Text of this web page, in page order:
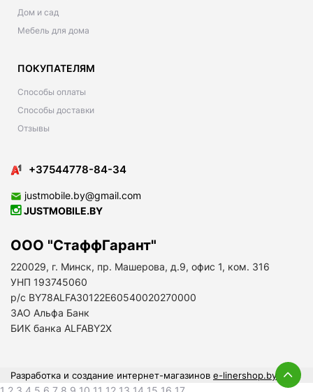
Дом и сад
Мебель для дома
ПОКУПАТЕЛЯМ
Способы оплаты
Способы доставки
Отзывы
+37544778-84-34
justmobile.by@gmail.com
JUSTMOBILE.BY
ООО "СтаффГарант"
220029, г. Минск, пр. Машерова, д.9, офис 1, ком. 316
УНП 193745060
р/с BY78ALFA30122E60540020270000
ЗАО Альфа Банк
БИК банка ALFABY2X
Разработка и создание интернет-магазинов e-linershop.by